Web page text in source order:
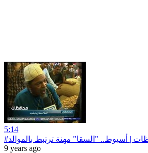
5:14
9 years ago